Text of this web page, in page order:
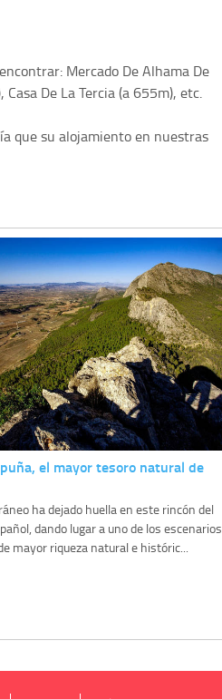
Mercado De Alhama De
De La Tercia (a 655m), etc.
que su alojamiento en nuestras
el mayor tesoro natural de
ha dejado huella en este rincón del
dando lugar a uno de los escenarios
mayor riqueza natural e históric...